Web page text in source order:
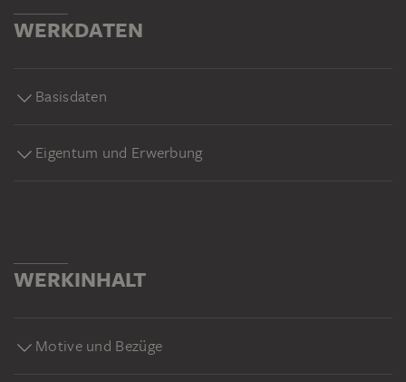
WERKDATEN
Basisdaten
Eigentum und Erwerbung
WERKINHALT
Motive und Bezüge